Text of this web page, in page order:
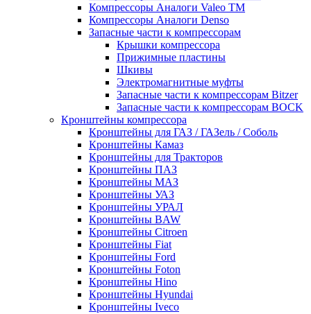
Компрессоры Аналоги Valeo ТМ
Компрессоры Аналоги Denso
Запасные части к компрессорам
Крышки компрессора
Прижимные пластины
Шкивы
Электромагнитные муфты
Запасные части к компрессорам Bitzer
Запасные части к компрессорам BOCK
Кронштейны компрессора
Кронштейны для ГАЗ / ГАЗель / Соболь
Кронштейны Камаз
Кронштейны для Тракторов
Кронштейны ПАЗ
Кронштейны МАЗ
Кронштейны УАЗ
Кронштейны УРАЛ
Кронштейны BAW
Кронштейны Citroen
Кронштейны Fiat
Кронштейны Ford
Кронштейны Foton
Кронштейны Hino
Кронштейны Hyundai
Кронштейны Iveco